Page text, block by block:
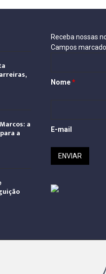
a
a
Receba nossas
Campos
Nome*
E-mail